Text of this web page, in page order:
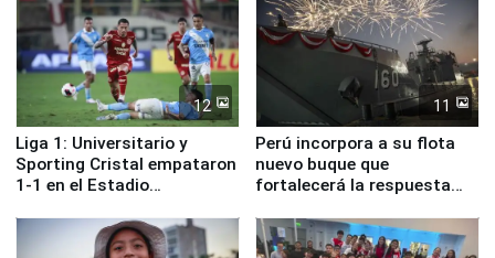
12
Liga 1: Universitario y
Sporting Cristal empataron
1-1 en el Estadio
11
Perú incorpora a su flota
nuevo buque que
fortalecerá la respuesta